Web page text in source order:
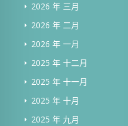
2026 年 三月
2026 年 二月
2026 年 一月
2025 年 十二月
2025 年 十一月
2025 年 十月
2025 年 九月